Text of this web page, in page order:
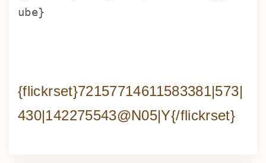
ube}
{flickrset}72157714611583381|573|
430|142275543@N05|Y{/flickrset}